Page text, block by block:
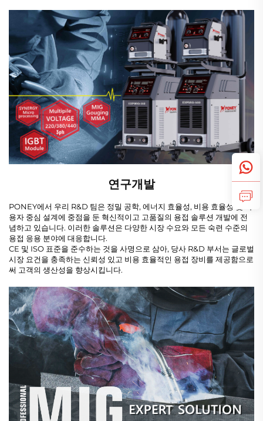
연구개발
PONEY에서 우리 R&D 팀은 정밀 공학, 에너지 효율성, 비용 효율성 및 사
용자 중심 설계에 중점을 둔 혁신적이고 고품질의 용접 솔루션 개발에 전
념하고 있습니다. 이러한 솔루션은 다양한 시장 수요와 모든 숙련 수준의
용접 응용 분야에 대응합니다.
CE 및 ISO 표준을 준수하는 것을 사명으로 삼아, 당사 R&D 부서는 글로벌
시장 요건을 충족하는 신뢰성 있고 비용 효율적인 용접 장비를 제공함으로
써 고객의 생산성을 향상시킵니다.